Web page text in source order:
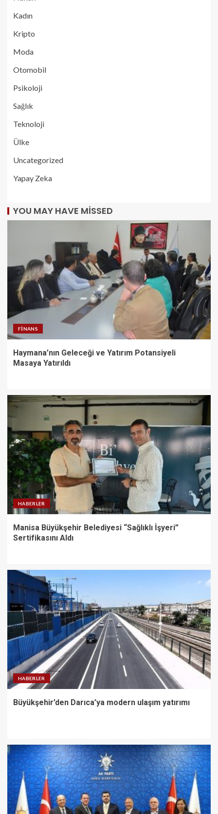
Kadın
Kripto
Moda
Otomobil
Psikoloji
Sağlık
Teknoloji
Ülke
Uncategorized
Yapay Zeka
YOU MAY HAVE MISSED
FINANS
Haymana’nın Geleceği ve Yatırım Potansiyeli
Masaya Yatırıldı
HABERLER
Manisa Büyükşehir Belediyesi “Sağlıklı İşyeri”
Sertifikasını Aldı
HABERLER
Büyükşehir’den Darıca’ya modern ulaşım yatırımı